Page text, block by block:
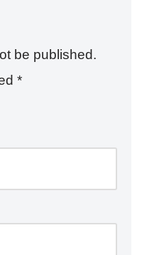
be published.
*